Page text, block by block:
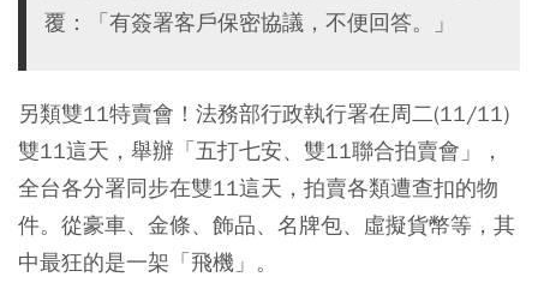
覆：「有簽署客戶保密協議，不便回答。」
另類雙11特賣會！法務部行政執行署在周二(11/11)
雙11這天，舉辦「五打七安、雙11聯合拍賣會」，
全台各分署同步在雙11這天，拍賣各類遭查扣的物
件。從豪車、金條、飾品、名牌包、虛擬貨幣等，其
中最狂的是一架「飛機」。